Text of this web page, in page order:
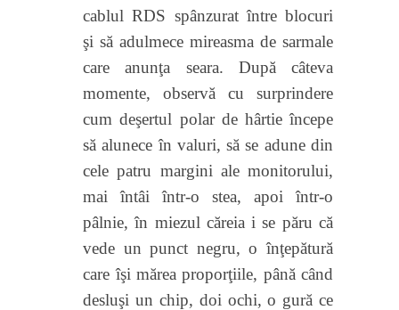
cablul RDS spânzurat între blocuri
şi să adulmecemireasma de sarmale
care anunţa seara. După câteva
momente, observă cu surprindere
cum deşertul polar de hârtieîncepe
săalunece în valuri, să se adune din
cele patru margini ale monitorului,
mai întâi într-o stea, apoi într-o
pâlnie, în miezul căreia i se păru că
vede un punct negru, o înţepătură
care îşi mărea proporţiile, până când
desluşi un chip, doi ochi, o gură ce